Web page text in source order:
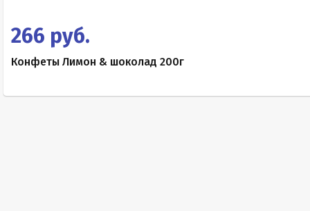
266 руб.
Конфеты Лимон & шоколад 200г